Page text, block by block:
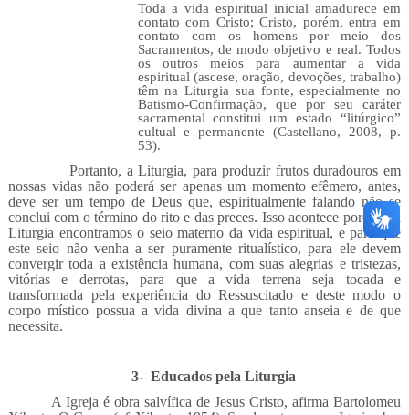
Toda a vida espiritual inicial amadurece em
contato com Cristo; Cristo, porém, entra em
contato com os homens por meio dos
Sacramentos, de modo objetivo e real. Todos
os outros meios para aumentar a vida
espiritual (ascese, oração, devoções, trabalho)
têm na Liturgia sua fonte, especialmente no
Batismo-Confirmação, que por seu caráter
sacramental constitui um estado “litúrgico”
cultual e permanente (Castellano, 2008, p.
53).
Portanto, a Liturgia, para produzir frutos duradouros em
nossas vidas não poderá ser apenas um momento efêmero, antes,
deve ser um tempo de Deus que, espiritualmente falando não se
conclui com o término do rito e das preces. Isso acontece porque na
Liturgia encontramos o seio materno da vida espiritual, e para que
este seio não venha a ser puramente ritualístico, para ele devem
convergir toda a existência humana, com suas alegrias e tristezas,
vitórias e derrotas, para que a vida terrena seja tocada e
transformada pela experiência do Ressuscitado e deste modo o
corpo místico possua a vida divina a que tanto anseia e de que
necessita.
3- Educados pela Liturgia
A Igreja é obra salvífica de Jesus Cristo, afirma Bartolomeu